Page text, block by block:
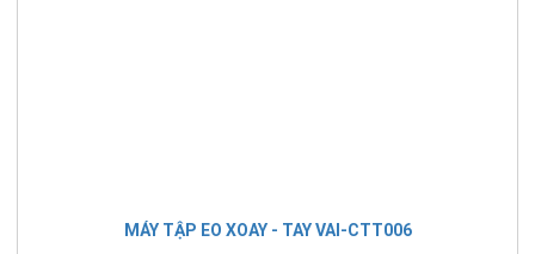
MÁY TẬP EO XOAY - TAY VAI-CTT006